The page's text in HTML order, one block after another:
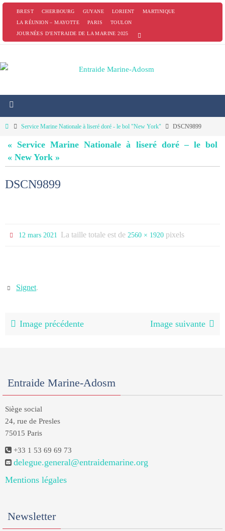
PasserBREST CHERBOURG GUYANE LORIENT
MARTINIQUE
LA RÉUNION – MAYOTTE
PARIS
TOULON
JOURNÉES D’ENTRAIDE DE LA MARINE 2025
HomeService Marine Nationale à liseré doré - le bol "New York" DSCN9899
« Service Marine Nationale à liseré doré – le bol
« New York »
DSCN9899
12 mars 2021 La taille totale est de 2560 × 1920 pixels
Signet.
Image précédente Image suivante
Entraide Marine-Adosm
Siège social
24, rue de Presles
75015 Paris
+33 1 53 69 69 73
delegue.general@entraidemarine.org
Mentions légales
Newsletter